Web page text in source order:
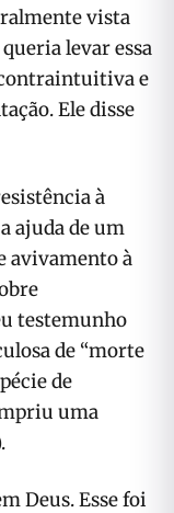
vista
levar essa
e
Ele disse
à
ajuda de um
avivamento à
testemunho
de “morte
de
uma
Deus. Esse foi